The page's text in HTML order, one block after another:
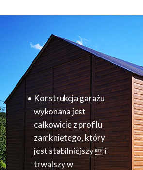
NASZE GARAŻE
DREWNOPODBNE
WYRÓŻNIA:
Konstrukcja garażu
wykonana jest
całkowicie z profilu
zamkniętego, który
jest stabilniejszy  i
trwalszy w